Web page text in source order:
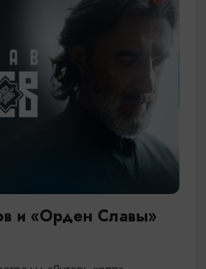
и «Орден Славы»